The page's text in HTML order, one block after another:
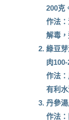
200克
作法
解毒，
綠豆
肉100-
作法
有利水
丹參
作法